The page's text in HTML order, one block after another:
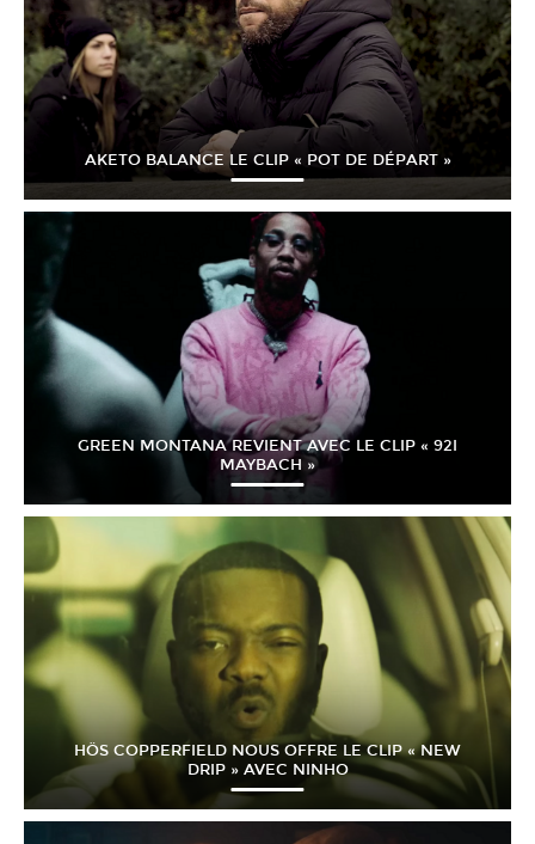
AKETO BALANCE LE CLIP « POT DE DÉPART »
GREEN MONTANA REVIENT AVEC LE CLIP « 92I
MAYBACH »
HÖS COPPERFIELD NOUS OFFRE LE CLIP « NEW
DRIP » AVEC NINHO